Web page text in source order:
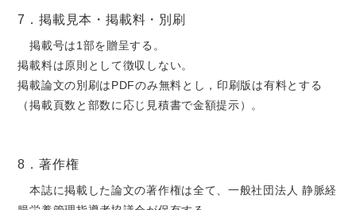
7．掲載見本・掲載料・別刷
掲載号は1部を贈呈する。
掲載料は原則として徴収しない。
掲載論文の別刷はPDFのみ無料とし，印刷版は有料とする
（掲載頁数と部数に応じ見積書で金額提示）。
8．著作権
本誌に掲載した論文の著作権は全て、一般社団法人 静脈経